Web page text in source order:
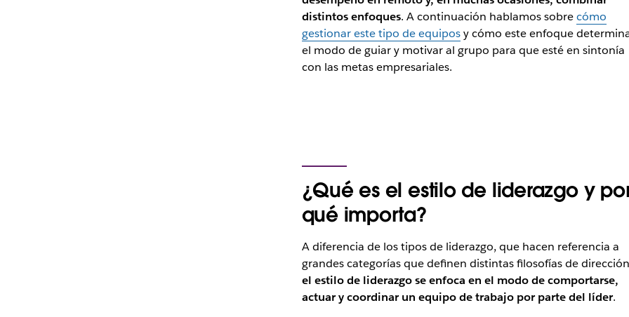
distintos enfoques. A continuación hablamos sobrecómo
gestionar este tipo de equiposy cómo este enfoque
el modo de guiar y motivar al grupo para que esté en sintonía
con las metas empresariales.
¿Qué es el estilo de liderazgo y
qué importa?
A diferencia de los tipos de liderazgo, que hacen referencia a
grandes categorías que definen distintas filosofías de
el estilo de liderazgo se enfoca en el modo de comportarse,
actuar y coordinar un equipo de trabajo por parte del líder.